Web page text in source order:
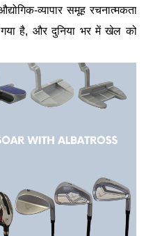
व्यापार समूह रचनात्मकता
है, और दुनिया भर में खेल को